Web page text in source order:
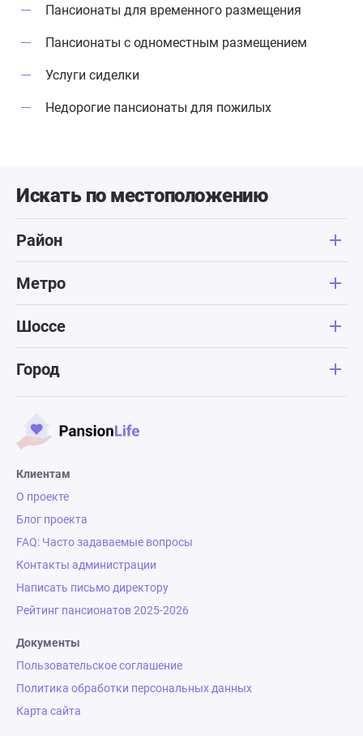
Пансионаты для временного размещения
Пансионаты с одноместным размещением
Услуги сиделки
Недорогие пансионаты для пожилых
Искать по местоположению
Район
Метро
Шоссе
Город
Клиентам
О проекте
Блог проекта
FAQ: Часто задаваемые вопросы
Контакты администрации
Написать письмо директору
Рейтинг пансионатов 2025-2026
Документы
Пользовательское соглашение
Политика обработки персональных данных
Карта сайта